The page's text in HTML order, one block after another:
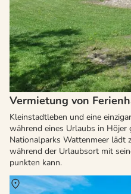
Vermietung von
Kleinstadtleben und eine
während eines Urlaubs in Höjer
Nationalparks Wattenmeer lädt
während der Urlaubsort mit
punkten kann.
ÜberEmmerlev Klev